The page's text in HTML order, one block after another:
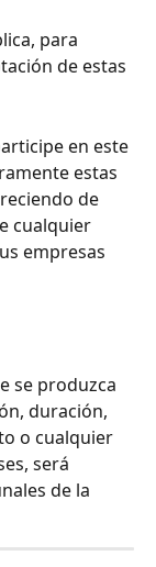
para
de estas
en este
estas
de
cualquier
empresas
se produzca
duración,
o cualquier
será
de la